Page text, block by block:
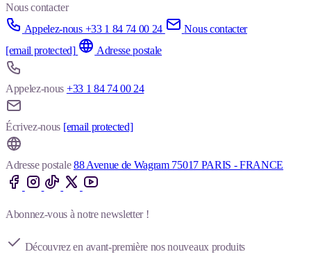
Nous contacter
Appelez-nous +33 1 84 74 00 24
Nous contacter
[email protected]
Adresse postale
Appelez-nous +33 1 84 74 00 24
Écrivez-nous [email protected]
Adresse postale 88 Avenue de Wagram 75017 PARIS - FRANCE
Abonnez-vous à notre newsletter !
Découvrez en avant-première nos nouveaux produits